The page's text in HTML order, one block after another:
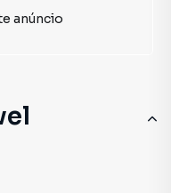
anúncio